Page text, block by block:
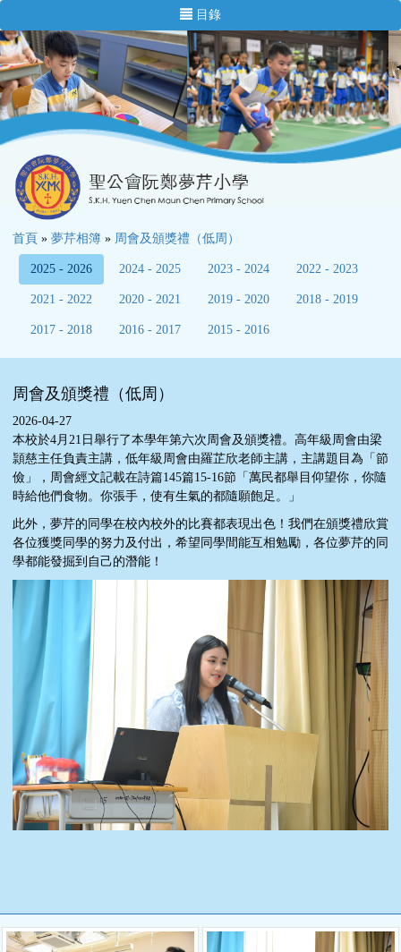
目錄
首頁 » 夢芹相簿 » 周會及頒獎禮（低周）
2025 - 2026 2024 - 2025 2023 - 2024 2022 - 2023
2021 - 2022 2020 - 2021 2019 - 2020 2018 - 2019
2017 - 2018 2016 - 2017 2015 - 2016
周會及頒獎禮（低周）
2026-04-27
本校於4月21日舉行了本學年第六次周會及頒獎禮。高年級周會由梁
頴慈主任負責主講，低年級周會由羅芷欣老師主講，主講題目為「節
儉」，周會經文記載在詩篇145篇15-16節「萬民都舉目仰望你，你隨
時給他們食物。你張手，使有生氣的都隨願飽足。」
此外，夢芹的同學在校內校外的比賽都表現出色！我們在頒獎禮欣賞
各位獲獎同學的努力及付出，希望同學間能互相勉勵，各位夢芹的同
學都能發掘到自己的潛能！